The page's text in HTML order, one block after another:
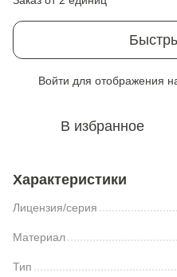
Войти для отображения
В избранное
Характеристики
Лицензия/серия
Материал
Тип